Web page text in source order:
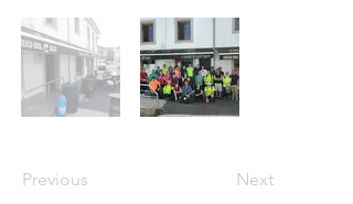
Previous Next